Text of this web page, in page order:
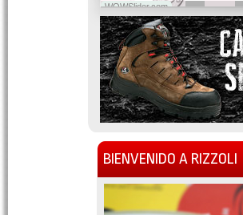
WOWSlider.com
BIENVENIDO A RIZZOLI